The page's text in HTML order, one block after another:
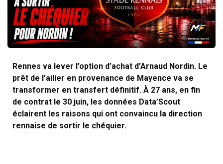
Rennes va lever l’option d’achat d’Arnaud Nordin. Le
prêt de l’ailier en provenance de Mayence va se
transformer en transfert définitif. À 27 ans, en fin
de contrat le 30 juin, les données Data’Scout
éclairent les raisons qui ont convaincu la direction
rennaise de sortir le chéquier.